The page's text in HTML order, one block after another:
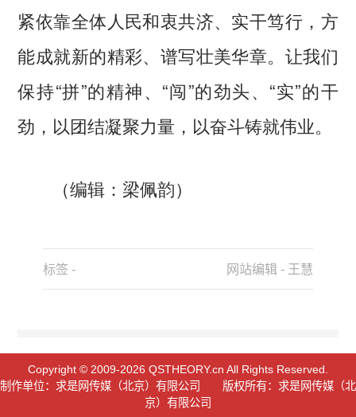
紧依靠全体人民和衷共济、实干笃行，方
能成就新的精彩、谱写壮美华章。让我们
保持“拼”的精神、“闯”的劲头、“实”的干
劲，以团结凝聚力量，以奋斗铸就伟业。
（编辑：梁佩韵）
标签 - 网站编辑 - 王慧
Copyright © 2009-2026 QSTHEORY.cn All Rights Reserved.
制作单位：求是网传媒（北京）有限公司 版权所有：求是网传媒（北
京）有限公司